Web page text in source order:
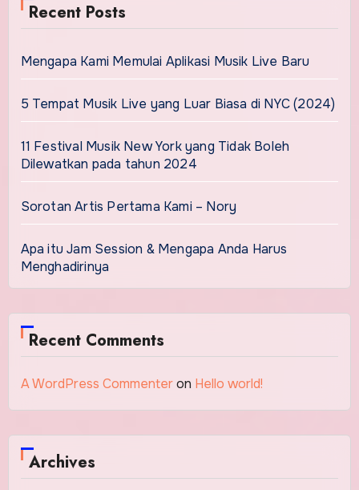
Recent Posts
Mengapa Kami Memulai Aplikasi Musik Live Baru
5 Tempat Musik Live yang Luar Biasa di NYC (2024)
11 Festival Musik New York yang Tidak Boleh
Dilewatkan pada tahun 2024
Sorotan Artis Pertama Kami – Nory
Apa itu Jam Session & Mengapa Anda Harus
Menghadirinya
Recent Comments
A WordPress Commenteron Hello world!
Archives